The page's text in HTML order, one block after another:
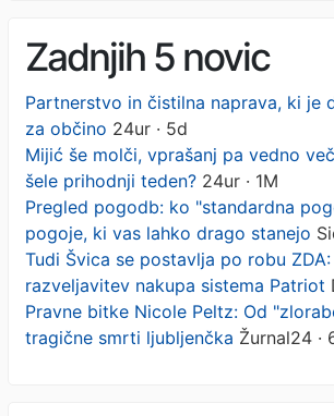
Zadnjih 5 novic
Partnerstvo in čistilna naprava, ki je
za občino 24ur · 5d
Mijić še molči, vprašanj pa vedno
šele prihodnji teden? 24ur · 1M
Pregled pogodb: ko "standardna
pogoje, ki vas lahko drago stanejo
Tudi Švica se postavlja po robu
razveljavitev nakupa sistema Patriot
Pravne bitke Nicole Peltz: Od
tragične smrti ljubljenčka Žurnal24 ·